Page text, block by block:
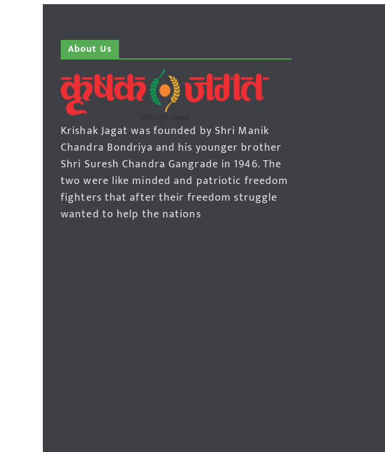
About Us
Krishak Jagat was founded by Shri Manik
Chandra Bondriya and his younger brother
Shri Suresh Chandra Gangrade in 1946. The
two were like minded and patriotic freedom
fighters that after their freedom struggle
wanted to help the nations